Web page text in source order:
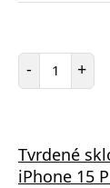
- Počet
+
Tvrdené
iPhone 15